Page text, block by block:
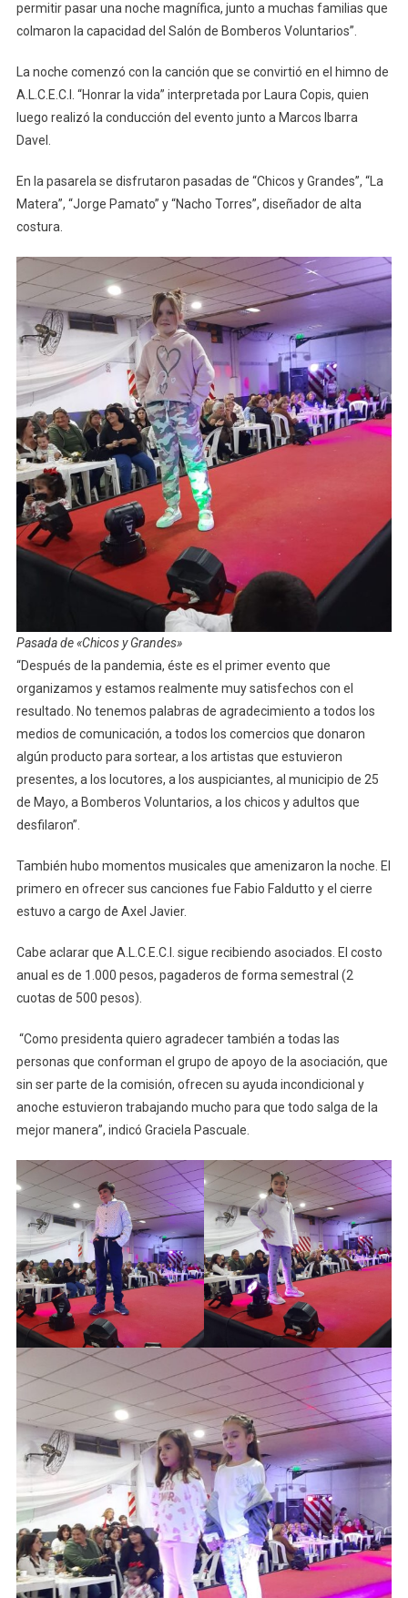
permitir pasar una noche magnífica, junto a muchas familias que
colmaron la capacidad del Salón de Bomberos Voluntarios”.
La noche comenzó con la canción que se convirtió en el himno de
A.L.C.E.C.I. “Honrar la vida” interpretada por Laura Copis, quien
luego realizó la conducción del evento junto a Marcos Ibarra
Davel.
En la pasarela se disfrutaron pasadas de “Chicos y Grandes”, “La
Matera”, “Jorge Pamato” y “Nacho Torres”, diseñador de alta
costura.
Pasada de «Chicos y Grandes»
“Después de la pandemia, éste es el primer evento que
organizamos y estamos realmente muy satisfechos con el
resultado. No tenemos palabras de agradecimiento a todos los
medios de comunicación, a todos los comercios que donaron
algún producto para sortear, a los artistas que estuvieron
presentes, a los locutores, a los auspiciantes, al municipio de 25
de Mayo, a Bomberos Voluntarios, a los chicos y adultos que
desfilaron”.
También hubo momentos musicales que amenizaron la noche. El
primero en ofrecer sus canciones fue Fabio Faldutto y el cierre
estuvo a cargo de Axel Javier.
Cabe aclarar que A.L.C.E.C.I. sigue recibiendo asociados. El costo
anual es de 1.000 pesos, pagaderos de forma semestral (2
cuotas de 500 pesos).
“Como presidenta quiero agradecer también a todas las
personas que conforman el grupo de apoyo de la asociación, que
sin ser parte de la comisión, ofrecen su ayuda incondicional y
anoche estuvieron trabajando mucho para que todo salga de la
mejor manera”, indicó Graciela Pascuale.